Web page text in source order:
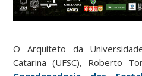
O Arquiteto da
Catarina (UFSC), Roberto